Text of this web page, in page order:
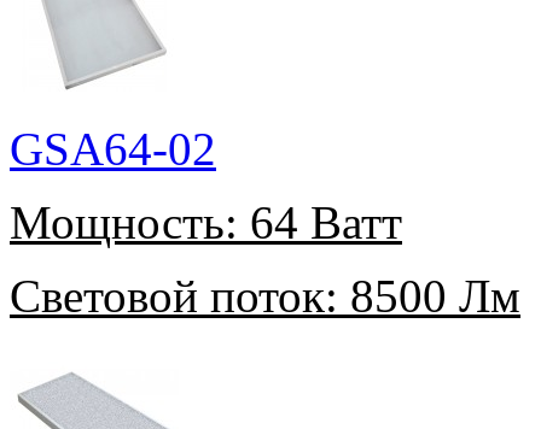
GSA64-02
Мощность: 64 Ватт
Световой поток: 8500 Лм